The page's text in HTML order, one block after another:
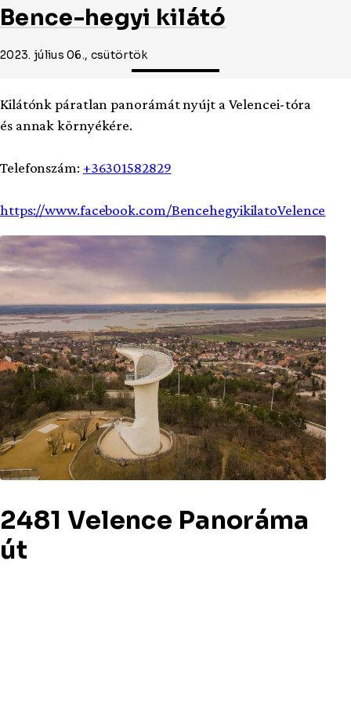
Bence-hegyi kilátó
2023. július 06., csütörtök
Kilátónk páratlan panorámát nyújt a Velencei-tóra
és annak környékére.
Telefonszám: +36301582829
https://www.facebook.com/BencehegyikilatoVelence
2481 Velence Panoráma
út